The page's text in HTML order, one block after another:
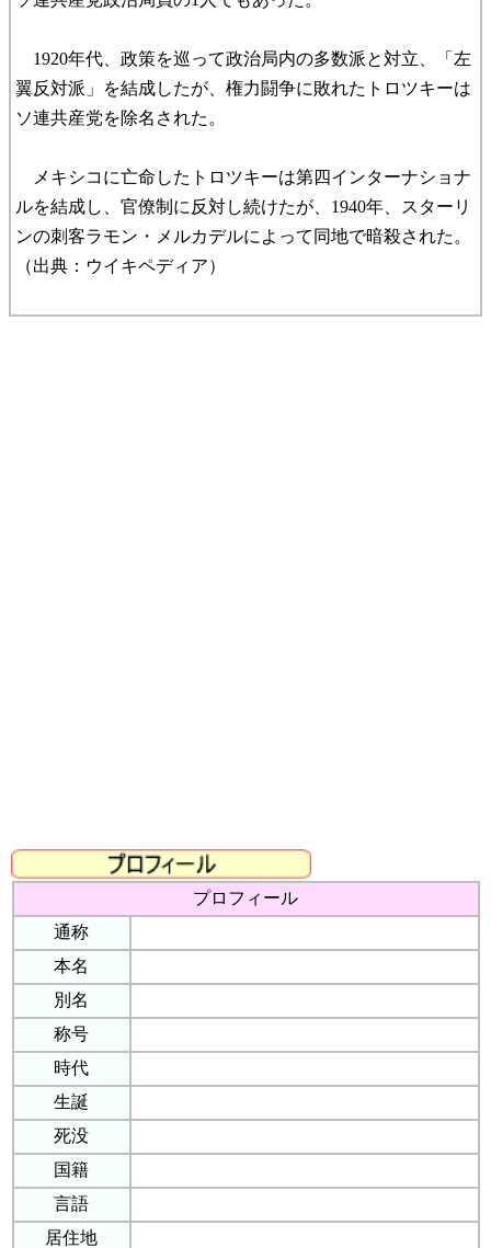
1920年代、政策を巡って政治局内の多数派と対立、「左
翼反対派」を結成したが、権力闘争に敗れたトロツキーは
ソ連共産党を除名された。
メキシコに亡命したトロツキーは第四インターナショナ
ルを結成し、官僚制に反対し続けたが、1940年、スターリ
ンの刺客ラモン・メルカデルによって同地で暗殺された。
（出典：ウイキペディア）
プロフィール
通称
本名
別名
称号
時代
生誕
死没
国籍
言語
居住地